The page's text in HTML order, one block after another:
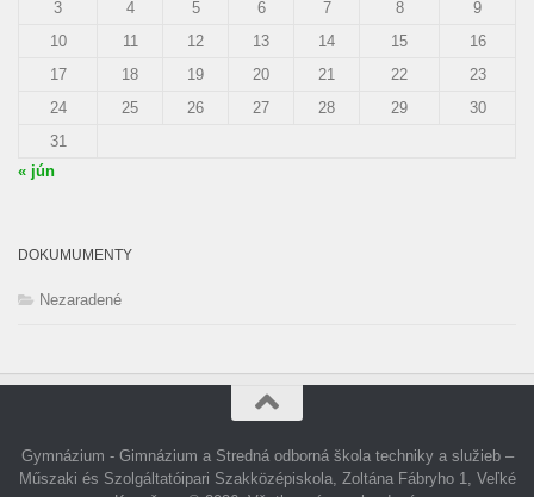
3
4 5 6 7 8
9
10
11 12 13 14 15
16
17
18 19 20 21 22
23
24
25 26 27 28 29
30
31
« jún
DOKUMUMENTY
Nezaradené
Gymnázium - Gimnázium a Stredná odborná škola techniky a služieb –
Műszaki és Szolgáltatóipari Szakközépiskola, Zoltána Fábryho 1, Veľké